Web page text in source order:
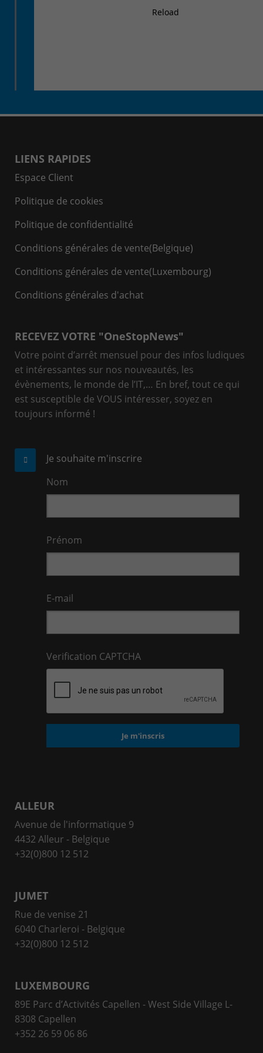
Reload
LIENS RAPIDES
Espace Client
Politique de cookies
Politique de confidentialité
Conditions générales de vente(Belgique)
Conditions générales de vente(Luxembourg)
Conditions générales d'achat
RECEVEZ VOTRE "OneStopNews"
Votre point d’arrêt mensuel pour des infos ludiques
et intéressantes sur nos nouveautés, les
évènements, le monde de l’IT,… En bref, tout ce qui
est susceptible de VOUS intéresser, soyez en
toujours informé !
Je souhaite m'inscrire
Nom
Prénom
E-mail
Verification CAPTCHA
ALLEUR
Avenue de l'informatique 9
4432 Alleur - Belgique
+32(0)800 12 512
JUMET
Rue de venise 21
6040 Charleroi - Belgique
+32(0)800 12 512
LUXEMBOURG
89E Parc d’Activités Capellen - West Side Village L-
8308 Capellen
+352 26 59 06 86